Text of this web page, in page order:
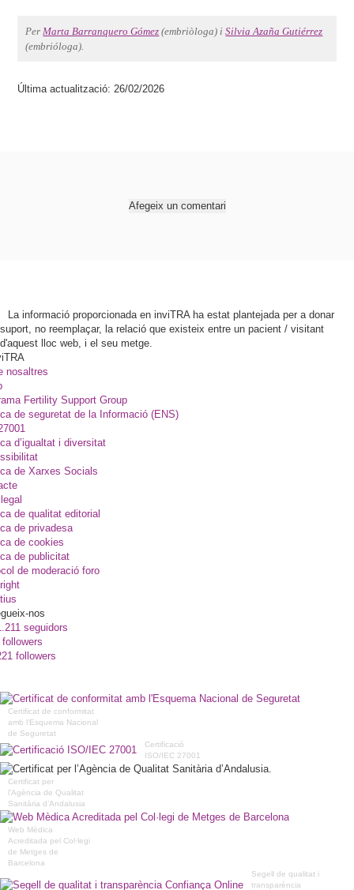
PerMarta Barranquero Gómez (embriòloga) iSilvia Azaña Gutiérrez
(embrióloga).
Última actualització: 26/02/2026
Afegeix un comentari
La informació proporcionada en inviTRA ha estat plantejada per a donar
suport, no reemplaçar, la relació que existeix entre un pacient / visitant
d'aquest lloc web, i el seu metge.
nosaltres
Fertility Support Group
de seguretat de la Informació (ENS)
d’igualtat i diversitat
de Xarxes Socials
de qualitat editorial
de privadesa
de cookies
de publicitat
de moderació foro
nos
seguidors
followers
followers
Certificat de conformitat
amb l'Esquema Nacional
de Seguretat
Certificació
ISO/IEC 27001
Certificat per
l’Agència de Qualitat
Sanitària d’Andalusia
Web Mèdica
Acreditada pel Col·legi
de Metges de
Barcelona
Segell de qualitat i
transparència